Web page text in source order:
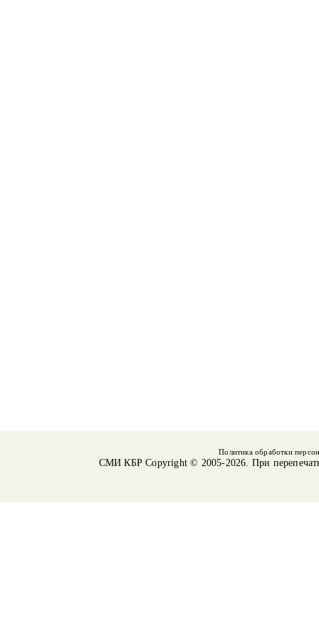
Политика обработки
СМИ КБРCopyright © 2005-2026. При